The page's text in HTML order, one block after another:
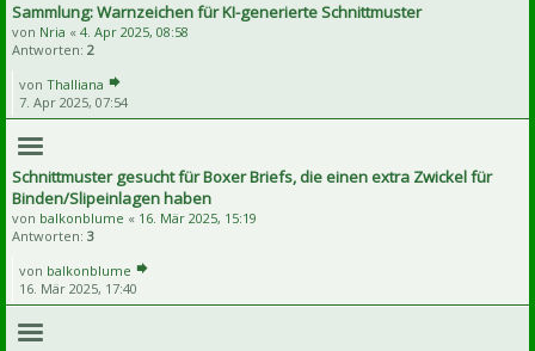
Sammlung: Warnzeichen für KI-generierte Schnittmuster
von Nria « 4. Apr 2025, 08:58
Antworten: 2
von Thalliana
7. Apr 2025, 07:54
Schnittmuster gesucht für Boxer Briefs, die einen extra Zwickel für
Binden/Slipeinlagen haben
von balkonblume « 16. Mär 2025, 15:19
Antworten: 3
von balkonblume
16. Mär 2025, 17:40